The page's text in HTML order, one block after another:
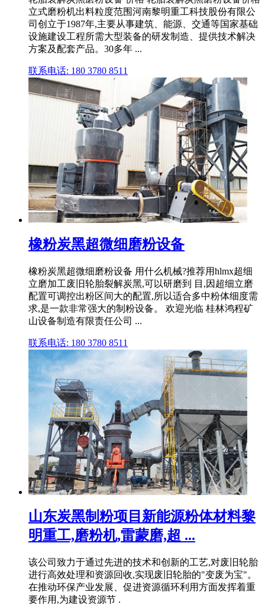
立式磨粉机出料粒度范围河南黎明重工科技股份有限公
司创立于1987年,主要从事建筑、能源、交通等国家基础
设施建设工程所需大型装备的研发制造、提供技术解决
方案及配套产品。30多年 ...
联系电话: 180 3780 8511
橡粉炭黑超微细磨粉设备
橡粉炭黑超微细磨粉设备 用什么机械?推荐用hlmx超细
立磨加工废旧轮胎裂解炭黑,可以研磨到 目,因超细立磨
配置可调控出粉区间大的配置,所以适合多中粉体细度需
求,是一款非常强大的制粉设备。 欢迎光临 桂林鸿程矿
山设备制造有限责任公司 ...
联系电话: 180 3780 8511
山东炭黑制粉项目新能源粉体材料黎
明重工,磨粉机,雷蒙磨,超 ...
该公司致力于通过先进的技术和创新的工艺,对废旧轮胎
进行高效处理和资源回收,实现废旧轮胎的"变废为宝"。
在推动环保产业发展、促进资源循环利用方面发挥着重
要作用,为建设资源节 .